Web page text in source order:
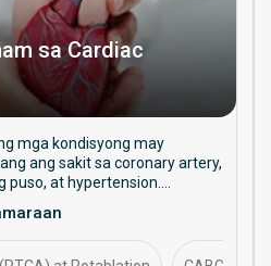
sa Cardiac
mga kondisyong may
ang sakit sa coronary artery,
puso, at hypertension.
at pangmatagalang
ng puso.